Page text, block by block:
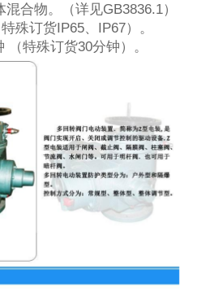
合物。（详见GB3836.1）
殊订货IP65、IP67）。
特殊订货30分钟）。